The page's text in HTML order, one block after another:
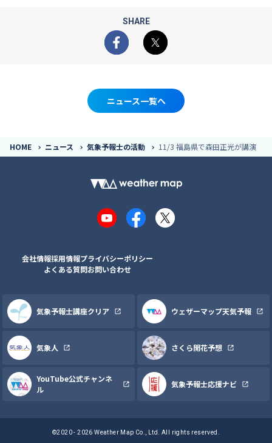
SHARE
Facebook
X
ニュース一覧へ
HOME ニュース 気象予報士の活動 11/3 福島県で森田正光が講演
YouTubeFacebook
X
会社情報採用情報プライバシーポリシー
よくある質問お問い合わせ
気象予報士講座クリア ウェザーマップ天気予報
気象人 さくら開花予想
YouTube公式チャンネ
ル
気象予報士応援ナビ
©2020 - 2026 Weather Map Co., Ltd. All rights reserved.